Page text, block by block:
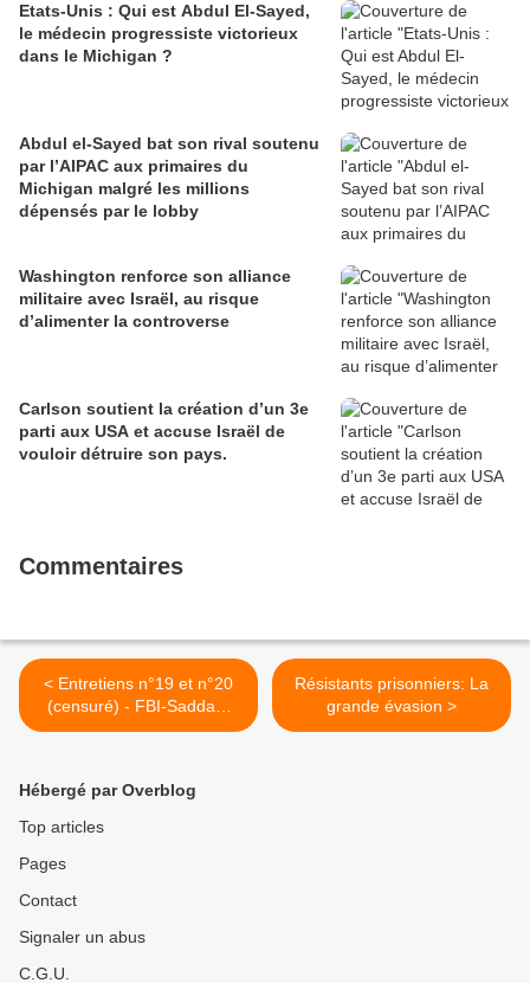
Etats-Unis : Qui est Abdul El-Sayed,
le médecin progressiste victorieux
dans le Michigan ?
Abdul el-Sayed bat son rival soutenu
par l’AIPAC aux primaires du
Michigan malgré les millions
dépensés par le lobby
Washington renforce son alliance
militaire avec Israël, au risque
d’alimenter la controverse
Carlson soutient la création d’un 3e
parti aux USA et accuse Israël de
vouloir détruire son pays.
Commentaires
< Entretiens n°19 et n°20
(censuré) - FBI-Saddam
Hussein (30 mars et 1er
Résistants prisonniers: La
grande évasion >
Hébergé par Overblog
Top articles
Pages
Contact
Signaler un abus
C.G.U.